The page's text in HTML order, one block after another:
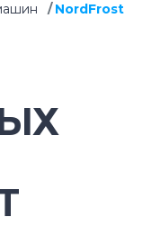
NordFrost